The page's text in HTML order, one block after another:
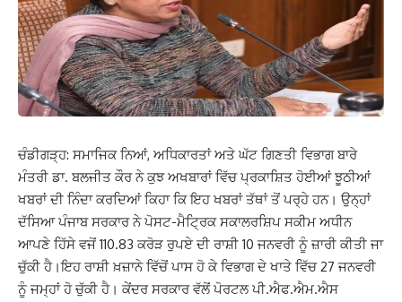
ਚੰਡੀਗੜ੍ਹ: ਸਮਾਜਿਕ ਨਿਆਂ, ਅਧਿਕਾਰਤਾਂ ਅਤੇ ਘੱਟ ਗਿਣਤੀ ਵਿਭਾਗ ਬਾਰੇ
ਮੰਤਰੀ ਡਾ. ਬਲਜੀਤ ਕੌਰ ਨੇ ਕੁਝ ਅਖਬਾਰਾਂ ਵਿੱਚ ਪ੍ਰਕਾਸ਼ਿਤ ਹੋਈਆਂ ਝੂਠੀਆਂ
ਖਬਰਾਂ ਦੀ ਨਿੰਦਾ ਕਰਦਿਆਂ ਕਿਹਾ ਕਿ ਇਹ ਖਬਰਾਂ ਤੱਥਾਂ ਤੋਂ ਪਰ੍ਹੇ ਹਨ। ਉਨ੍ਹਾਂ
ਦੱਸਿਆ ਪੰਜਾਬ ਸਰਕਾਰ ਨੇ ਪੋਸਟ-ਮੈਟ੍ਰਿਕ ਸਕਾਲਰਸ਼ਿਪ ਸਕੀਮ ਅਧੀਨ
ਆਪਣੇ ਹਿੱਸੇ ਵਜੋਂ 110.83 ਕਰੋੜ ਰੁਪਏ ਦੀ ਰਾਸ਼ੀ 10 ਜਨਵਰੀ ਨੂੰ ਜ਼ਾਰੀ ਕੀਤੀ ਜਾ
ਚੁੱਕੀ ਹੈ।ਇਹ ਰਾਸ਼ੀ ਖ਼ਜ਼ਾਨੇ ਵਿੱਚੋਂ ਪਾਸ ਹੋ ਕੇ ਵਿਭਾਗ ਦੇ ਖਾਤੇ ਵਿੱਚ 27 ਜਨਵਰੀ
ਨੂੰ ਜਮ੍ਹਾਂ ਹੋ ਚੁੱਕੀ ਹੈ। ਕੇਂਦਰ ਸਰਕਾਰ ਵੱਲੋਂ ਪੋਰਟਲ ਪੀ.ਐਫ.ਐਮ.ਐਸ